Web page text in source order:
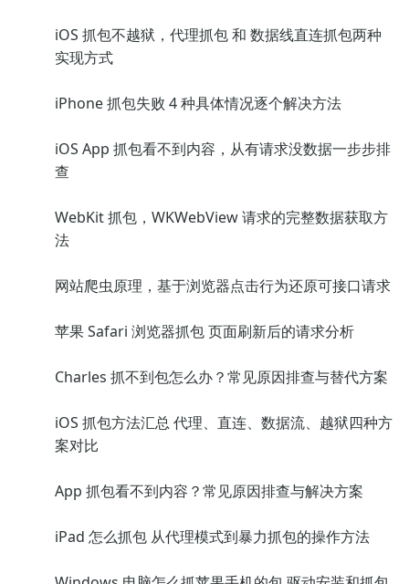
iOS 抓包不越狱，代理抓包 和 数据线直连抓包两种
实现方式
iPhone 抓包失败 4 种具体情况逐个解决方法
iOS App 抓包看不到内容，从有请求没数据一步步排
查
WebKit 抓包，WKWebView 请求的完整数据获取方
法
网站爬虫原理，基于浏览器点击行为还原可接口请求
苹果 Safari 浏览器抓包 页面刷新后的请求分析
Charles 抓不到包怎么办？常见原因排查与替代方案
iOS 抓包方法汇总 代理、直连、数据流、越狱四种方
案对比
App 抓包看不到内容？常见原因排查与解决方案
iPad 怎么抓包 从代理模式到暴力抓包的操作方法